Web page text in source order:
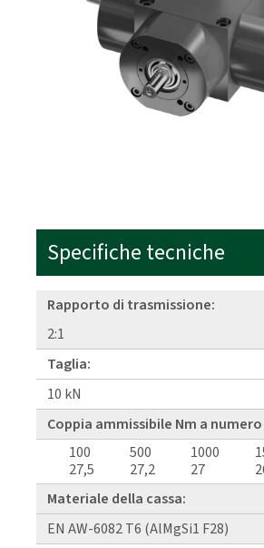
Specifiche tecniche
Rapporto di trasmissione:
2:1
Taglia:
10 kN
Coppia ammissibile Nm a
100
27,5
500
27,2
1000
27
Materiale della cassa:
EN AW-6082 T6 (AlMgSi1 F28)